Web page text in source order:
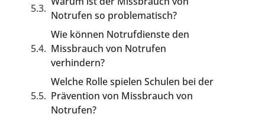
Notrufen so problematisch?
Wie können Notrufdienste den
Missbrauch von Notrufen
verhindern?
Welche Rolle spielen Schulen bei der
Prävention von Missbrauch von
Notrufen?